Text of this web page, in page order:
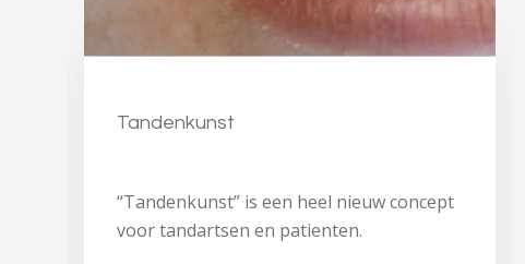
Tandenkunst
“Tandenkunst” is een heel nieuw concept
voor tandartsen en patienten.